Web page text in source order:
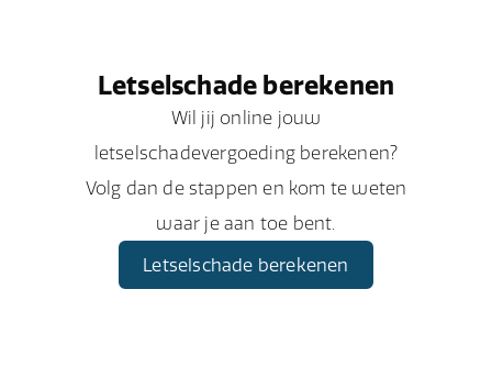
Letselschade berekenen
Wil jij online jouw
letselschadevergoeding berekenen?
Volg dan de stappen en kom te weten
waar je aan toe bent.
Letselschade berekenen